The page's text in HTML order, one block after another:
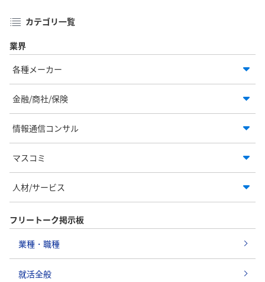
カテゴリ一覧
業界
各種メーカー
金融/商社/保険
情報通信コンサル
マスコミ
人材/サービス
フリートーク掲示板
業種・職種
就活全般